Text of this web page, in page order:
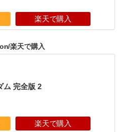
楽天で購入
楽天で購入
ム 完全版 2
楽天で購入